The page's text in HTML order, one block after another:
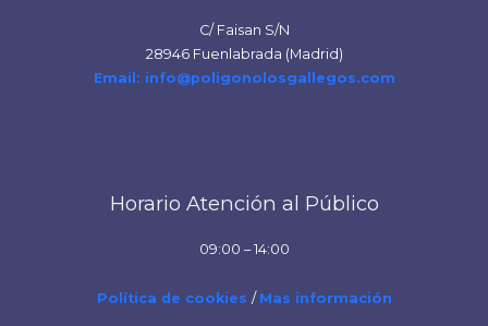
C/ Faisan S/N
28946 Fuenlabrada (Madrid)
Email: info@poligonolosgallegos.com
Horario Atención al Público
09:00 – 14:00
Política de cookies / Mas información